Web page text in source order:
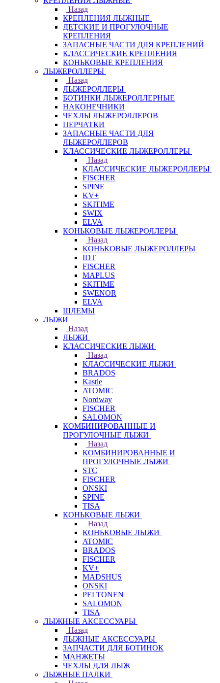
Назад
КРЕПЛЕНИЯ ЛЫЖНЫЕ
ДЕТСКИЕ И ПРОГУЛОЧНЫЕ
КРЕПЛЕНИЯ
ЗАПАСНЫЕ ЧАСТИ ДЛЯ КРЕПЛЕНИЙ
КЛАССИЧЕСКИЕ КРЕПЛЕНИЯ
КОНЬКОВЫЕ КРЕПЛЕНИЯ
ЛЫЖЕРОЛЛЕРЫ
Назад
ЛЫЖЕРОЛЛЕРЫ
БОТИНКИ ЛЫЖЕРОЛЛЕРНЫЕ
НАКОНЕЧНИКИ
ЧЕХЛЫ ЛЫЖЕРОЛЛЕРОВ
ПЕРЧАТКИ
ЗАПАСНЫЕ ЧАСТИ ДЛЯ
ЛЫЖЕРОЛЛЕРОВ
КЛАССИЧЕСКИЕ ЛЫЖЕРОЛЛЕРЫ
Назад
КЛАССИЧЕСКИЕ ЛЫЖЕРОЛЛЕРЫ
FISCHER
SPINE
KV+
SKITIME
SWIX
ELVA
КОНЬКОВЫЕ ЛЫЖЕРОЛЛЕРЫ
Назад
КОНЬКОВЫЕ ЛЫЖЕРОЛЛЕРЫ
IDT
FISCHER
MAPLUS
SKITIME
SWENOR
ELVA
ШЛЕМЫ
ЛЫЖИ
Назад
ЛЫЖИ
КЛАССИЧЕСКИЕ ЛЫЖИ
Назад
КЛАССИЧЕСКИЕ ЛЫЖИ
BRADOS
Kastle
ATOMIC
Nordway
FISCHER
SALOMON
КОМБИНИРОВАННЫЕ И
ПРОГУЛОЧНЫЕ ЛЫЖИ
Назад
КОМБИНИРОВАННЫЕ И
ПРОГУЛОЧНЫЕ ЛЫЖИ
STC
FISCHER
ONSKI
SPINE
TISA
КОНЬКОВЫЕ ЛЫЖИ
Назад
КОНЬКОВЫЕ ЛЫЖИ
ATOMIC
BRADOS
FISCHER
KV+
MADSHUS
ONSKI
PELTONEN
SALOMON
TISA
ЛЫЖНЫЕ АКСЕССУАРЫ
Назад
ЛЫЖНЫЕ АКСЕССУАРЫ
ЗАПЧАСТИ ДЛЯ БОТИНОК
МАНЖЕТЫ
ЧЕХЛЫ ДЛЯ ЛЫЖ
ЛЫЖНЫЕ ПАЛКИ